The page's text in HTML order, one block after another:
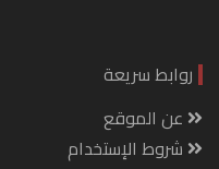
روابط سريعة
عن الموقع
شروط الإستخدام